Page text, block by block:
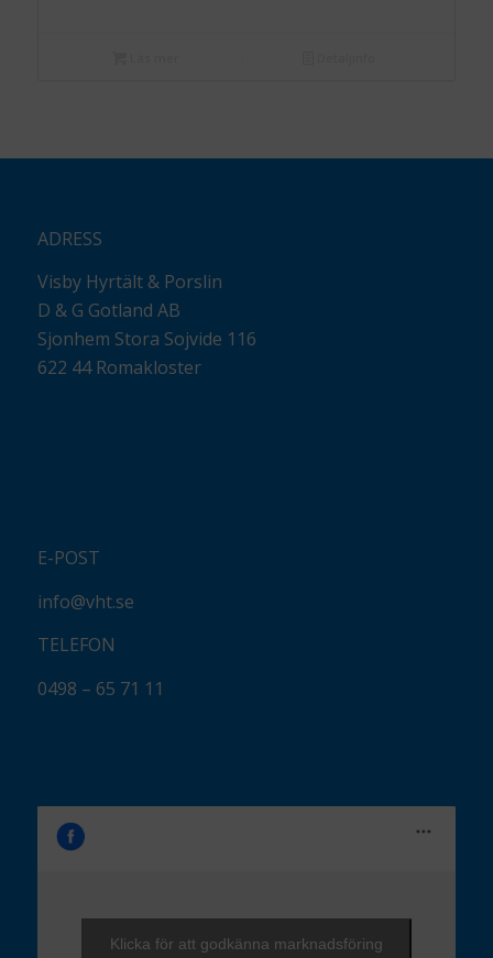
ADRESS
Visby Hyrtält & Porslin
D & G Gotland AB
Sjonhem Stora Sojvide 116
622 44 Romakloster
E-POST
info@vht.se
TELEFON
0498 – 65 71 11
Klicka för att godkänna marknadsföring